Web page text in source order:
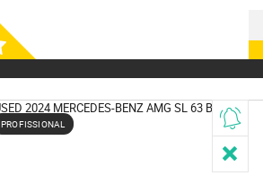
PROFISSIONAL